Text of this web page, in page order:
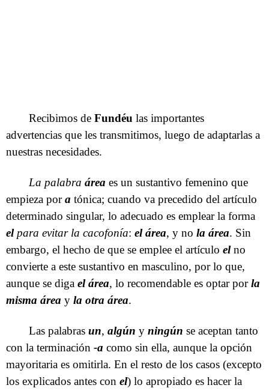
Recibimos deFundéu las importantes
advertencias que les transmitimos, luego de adaptarlas a
nuestras necesidades.
La palabra área es un sustantivo femenino que
empieza pora tónica; cuando va precedido del artículo
determinado singular, lo adecuado es emplear la forma
elpara evitar la cacofonía: el área, y no la área. Sin
embargo, el hecho de que se emplee el artículo elno
convierte a este sustantivo en masculino, por lo que,
aunque se diga el área, lo recomendable es optar por la
misma área y la otra área.
Las palabrasun,algún yningún se aceptan tanto
con la terminación -a como sin ella, aunque la opción
mayoritaria es omitirla. En el resto de los casos (excepto
los explicados antes con el) lo apropiado es hacer la